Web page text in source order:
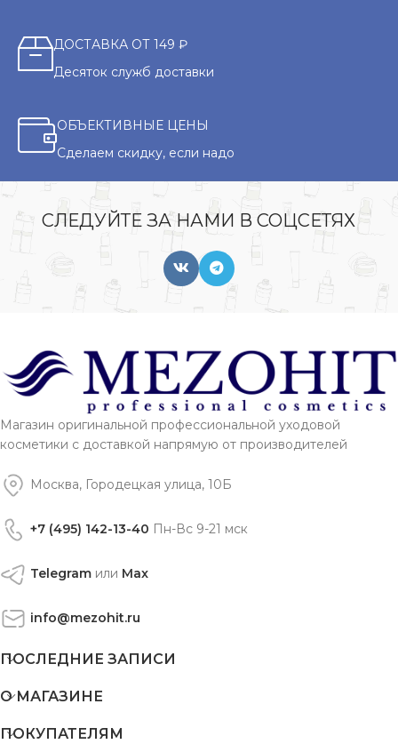
ДОСТАВКА ОТ 149 ₽
Десяток служб доставки
ОБЪЕКТИВНЫЕ ЦЕНЫ
Сделаем скидку, если надо
СЛЕДУЙТЕ ЗА НАМИ В СОЦСЕТЯХ
Магазин оригинальной профессиональной уходовой
косметики с доставкой напрямую от производителей
Москва, Городецкая улица, 10Б
+7 (495) 142-13-40 Пн-Вс 9-21 мск
Telegram или Max
info@mezohit.ru
ПОСЛЕДНИЕ ЗАПИСИ
О МАГАЗИНЕ
ПОКУПАТЕЛЯМ